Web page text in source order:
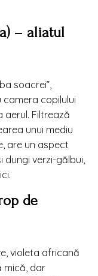
– aliatul
soacrei”,
copilului
Filtrează
unui mediu
are un aspect
dungi verzi-gălbui,
de
violeta africană
mică, dar